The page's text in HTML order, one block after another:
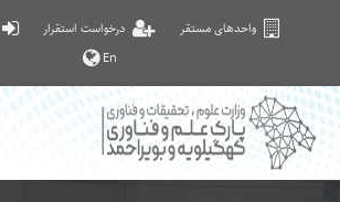
واحدهای مستقر درخواست استقرار
En